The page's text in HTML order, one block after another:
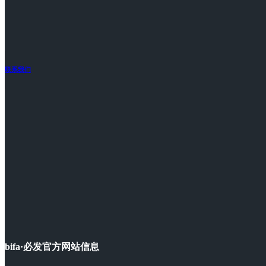
联系我们
bifa·必发官方网站信息